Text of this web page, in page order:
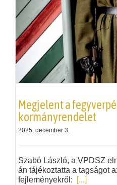
Megjelent a
kormányrendelet
2025. december 3.
Szabó László, a VPDSZ
án tájékoztatta a tagságot
fejleményekről:
[...]